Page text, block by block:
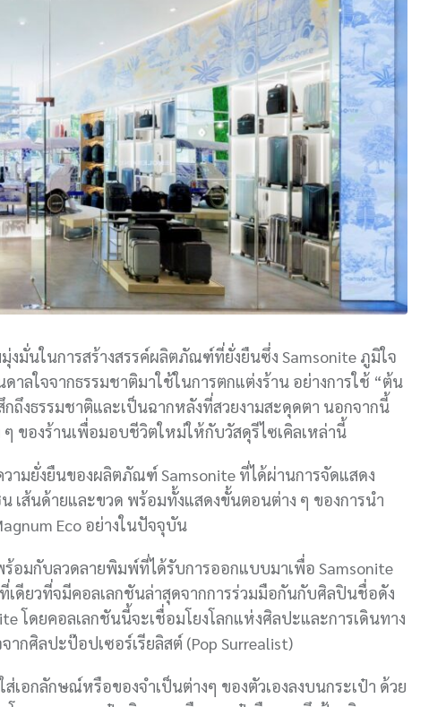
งมั่นในการสร้างสรรค์ผลิตภัณฑ์ที่ยั่งยืนซึ่ง Samsonite ภูมิใจ
ลใจจากธรรมชาติมาใช้ในการตกแต่งร้าน อย่างการใช้ “ต้น
ถึงธรรมชาติและเป็นฉากหลังที่สวยงามสะดุดตา นอกจากนี้
ของร้านเพื่อมอบชีวิตใหม่ให้กับวัสดุรีไซเคิลเหล่านี้
ามยั่งยืนของผลิตภัณฑ์ Samsonite ที่ได้ผ่านการจัดแสดง
เส้นด้ายและขวด พร้อมทั้งแสดงขั้นตอนต่าง ๆ ของการนำ
Eco อย่างในปัจจุบัน
อมกับลวดลายพิมพ์ที่ได้รับการออกแบบมาเพื่อ Samsonite
เดียวที่จมีคอลเลกชันล่าสุดจากการร่วมมือกันกับศิลปินชื่อดัง
โดยคอลเลกชันนี้จะเชื่อมโยงโลกแห่งศิลปะและการเดินทาง
กศิลปะป๊อปเซอร์เรียลิสต์ (Pop Surrealist)
อกลักษณ์หรือของจำเป็นต่างๆ ของตัวเองลงบนกระเป๋า ด้วย